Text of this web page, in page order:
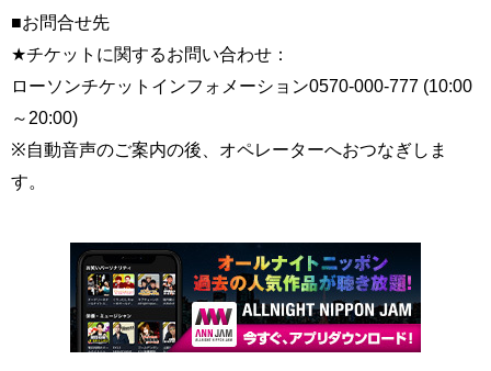
■お問合せ先
★チケットに関するお問い合わせ：
ローソンチケットインフォメーション0570-000-777 (10:00
～20:00)
※自動音声のご案内の後、オペレーターへおつなぎしま
す。